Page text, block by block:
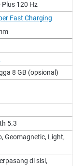
Plus 120 Hz
Fast Charging
8 GB (opsional)
5.3
Geomagnetic, Light,
di sisi,